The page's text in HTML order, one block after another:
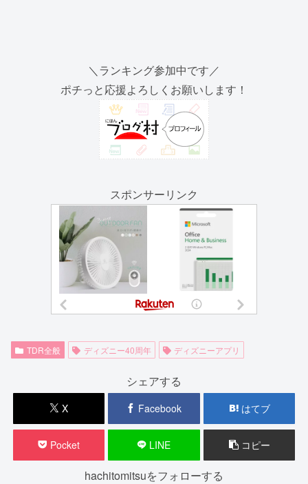
＼ランキング参加中です／
ポチっと応援よろしくお願いします！
スポンサーリンク
TDR全般 ディズニー40周年 ディズニーアプリ
シェアする
X Facebook はてブ
Pocket LINE コピー
hachitomitsuをフォローする